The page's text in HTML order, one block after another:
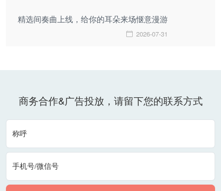
精选间奏曲上线，给你的耳朵来场惬意漫游
2026-07-31
商务合作&广告投放，请留下您的联系方式
称呼
手机号/微信号